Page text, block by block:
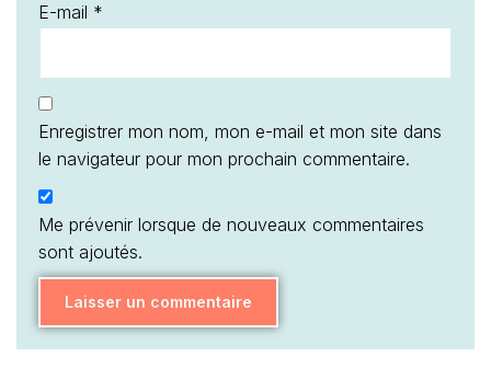
E-mail *
Enregistrer mon nom, mon e-mail et mon site dans
le navigateur pour mon prochain commentaire.
Me prévenir lorsque de nouveaux commentaires
sont ajoutés.